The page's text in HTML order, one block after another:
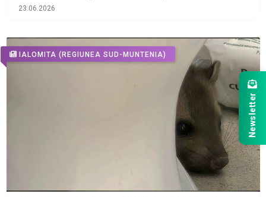
23.06.2026
IALOMITA (REGIUNEA SUD-MUNTENIA)
Newsletter